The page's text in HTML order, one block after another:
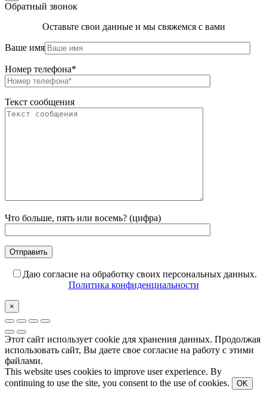
Обратный звонок
Оставьте свои данные и мы свяжемся с вами
Ваше имя
Номер телефона*
Текст сообщения
Что больше, пять или восемь? (цифра)
Даю согласие на обработку своих персональных данных.
Политика конфиденциальности
×
Этот сайт использует cookie для хранения данных. Продолжая
использовать сайт, Вы даете свое согласие на работу с этими
файлами.
This website uses cookies to improve user experience. By
continuing to use the site, you consent to the use of cookies.
OK